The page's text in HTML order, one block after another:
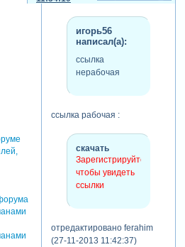
игорь56
написал(а):
ссылка
нерабочая
ссылка рабочая :
скачать
Зарегистрируйтесь,
чтобы увидеть
ссылки
отредактировано ferahim
(27-11-2013 11:42:37)